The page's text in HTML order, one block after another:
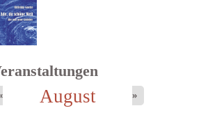
Frank Maria - Von der...
August »